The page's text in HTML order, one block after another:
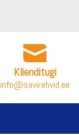
Klienditugi
info@savirehvid.ee